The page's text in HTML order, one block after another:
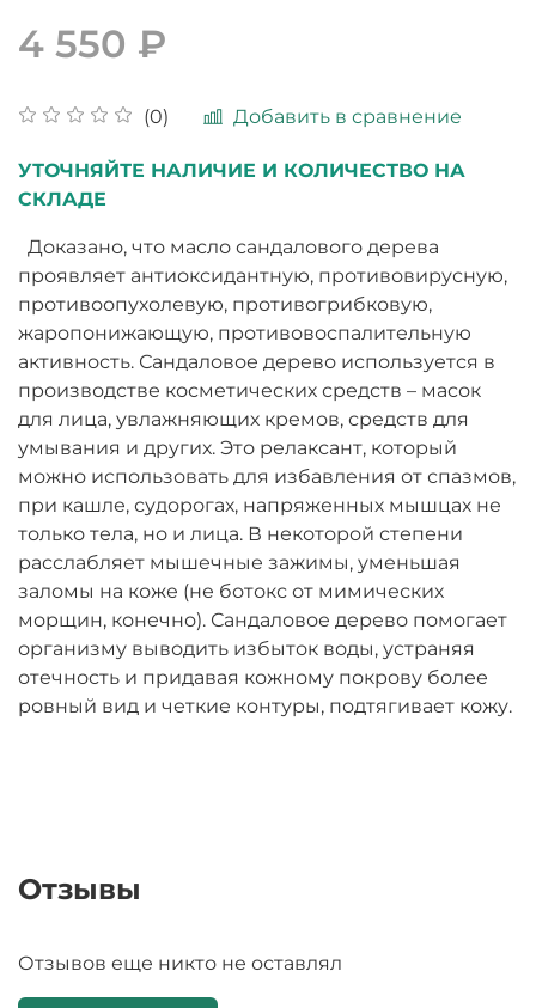
(0) Добавить в сравнение
4 550 ₽
УТОЧНЯЙТЕ НАЛИЧИЕ И КОЛИЧЕСТВО НА
СКЛАДЕ
Доказано, что масло сандалового дерева
проявляет антиоксидантную, противовирусную,
противоопухолевую, противогрибковую,
жаропонижающую, противовоспалительную
активность. Сандаловое дерево используется в
производстве косметических средств – масок
для лица, увлажняющих кремов, средств для
умывания и других. Это релаксант, который
можно использовать для избавления от спазмов,
при кашле, судорогах, напряженных мышцах не
только тела, но и лица. В некоторой степени
расслабляет мышечные зажимы, уменьшая
заломы на коже (не ботокс от мимических
морщин, конечно). Сандаловое дерево помогает
организму выводить избыток воды, устраняя
отечность и придавая кожному покрову более
ровный вид и четкие контуры, подтягивает кожу.
Отзывы
Отзывов еще никто не оставлял